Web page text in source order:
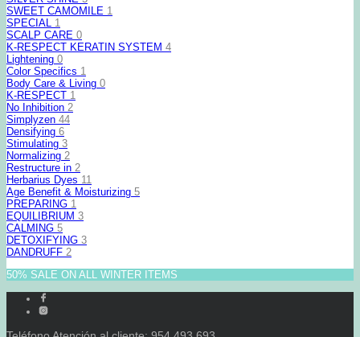
SWEET CAMOMILE 1
SPECIAL 1
SCALP CARE 0
K-RESPECT KERATIN SYSTEM 4
Lightening 0
Color Specifics 1
Body Care & Living 0
K-RESPECT 1
No Inhibition 2
Simplyzen 44
Densifying 6
Stimulating 3
Normalizing 2
Restructure in 2
Herbarius Dyes 11
Age Benefit & Moisturizing 5
PREPARING 1
EQUILIBRIUM 3
CALMING 5
DETOXIFYING 3
DANDRUFF 2
50% SALE ON ALL WINTER ITEMS